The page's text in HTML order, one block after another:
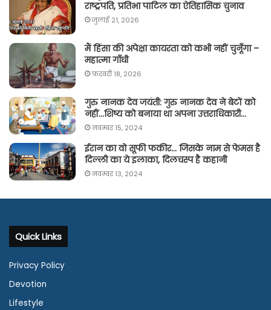
राष्ट्रपति, प्रतिभा पाटिल का ऐतिहासिक चुनाव
जुलाई 21, 2026
मैं हिंसा की अपेक्षा कायरता को कभी नहीं चुनूँगा –
महात्मा गाँधी
फ़रवरी 18, 2026
गुरु नानक देव जयंती: गुरु नानक देव ने बेटों को
नहीं…शिष्य को बनाया था अपना उत्तराधिकारी…
नवम्बर 15, 2024
ईरान का वो सूफी फकीर… जिसके नाम से फेमस है
दिल्ली का ये इलाका, दिलचस्प है कहानी
नवम्बर 13, 2024
Quick Links
Privacy Policy
Devotion
Lifestyle